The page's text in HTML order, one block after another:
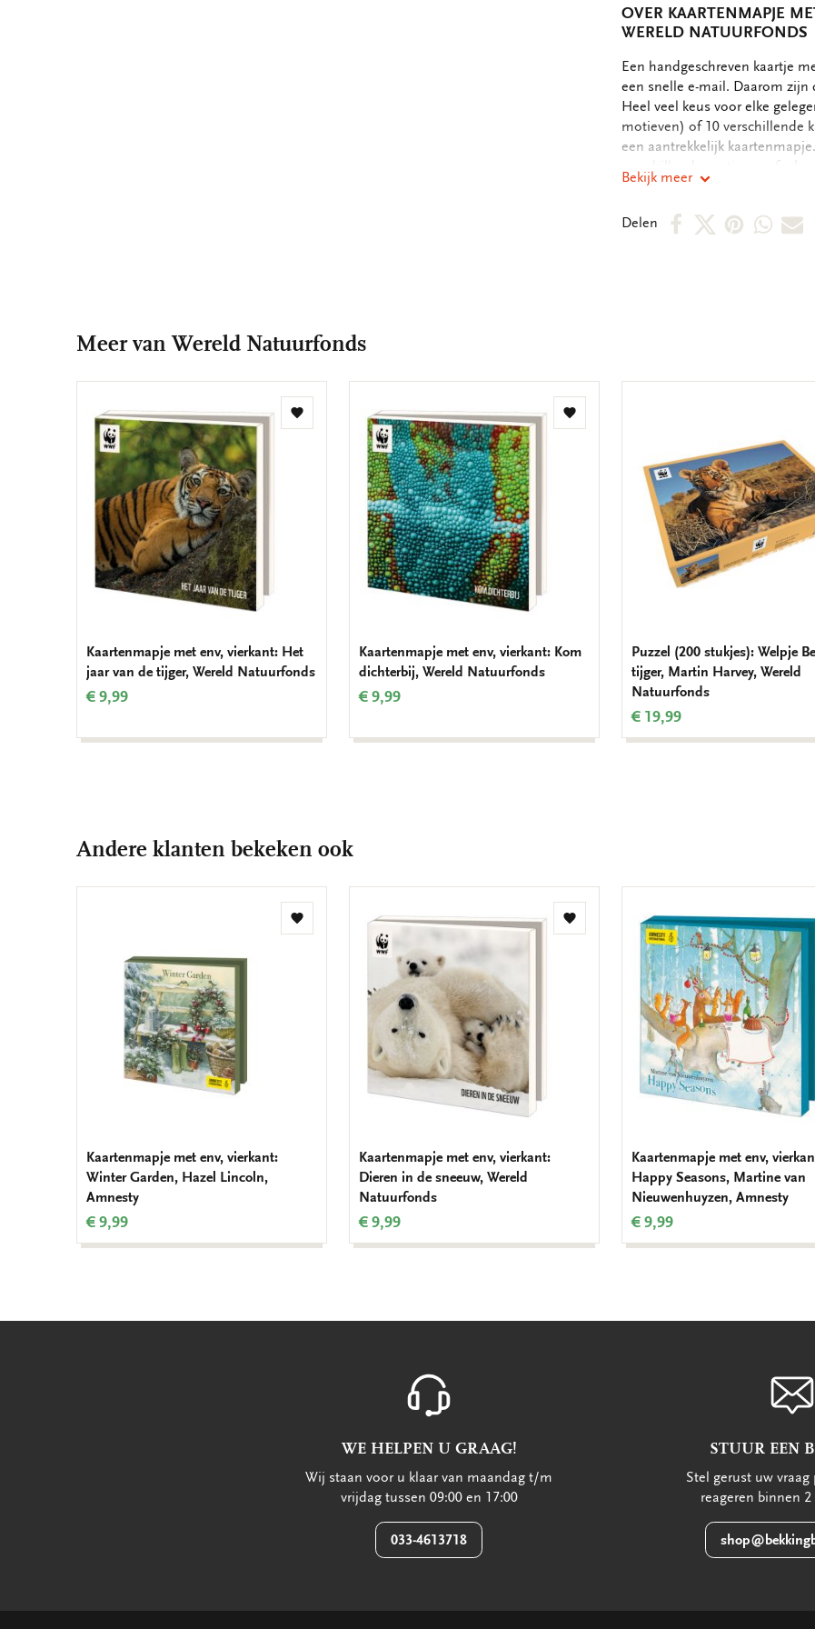
OVER KAARTENMAPJE
WERELD NATUURFONDS
OMSCHRIJVING
Een handgeschreven kaartje
een snelle e-mail. Daarom zijn
Heel veel keus voor elke
motieven) of 10 verschillende
een aantrekkelijk
verschillende motieven
binnenkant van de dubbele
motieven - 240 grms off white
Bekijk meer
Delen
DeelDeelDeelDeel
Meer van Wereld Natuurfonds
Toevoegen
Kaartenmapje met env, vierkant: Het
jaar van de tijger, Wereld Natuurfonds
€ 9,99
Toevoegen
Kaartenmapje met env, vierkant: Kom
dichterbij, Wereld Natuurfonds
€ 9,99
Puzzel (200 stukjes): Welpje
tijger, Martin Harvey, Wereld
Natuurfonds
€ 19,99
Andere klanten bekeken ook
Toevoegen
Kaartenmapje met env, vierkant:
Winter Garden, Hazel Lincoln,
Amnesty
€ 9,99
Toevoegen
Kaartenmapje met env, vierkant:
Dieren in de sneeuw, Wereld
Natuurfonds
€ 9,99
Kaartenmapje met env,
Happy Seasons, Martine van
Nieuwenhuyzen, Amnesty
€ 9,99
WE HELPEN U GRAAG!
Wij staan voor u klaar van maandag t/m
vrijdag tussen 09:00 en 17:00
033-4613718
STUUR EEN
Stel gerust uw
reageren binnen 2